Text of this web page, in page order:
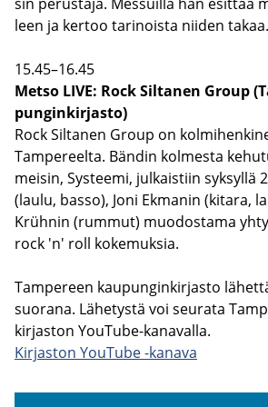
leen ja ker­too ta­ri­nois­ta nii­den takaa.
15.45–16.45
Metso LIVE: Rock Sil­ta­nen Group
pun­gin­kir­jas­to)
Rock Sil­ta­nen Group on
Tam­pe­reel­ta. Bän­din kol­mes­ta
mei­sin, Sys­tee­mi, jul­kais­tiin syk­syl­lä
(laulu, basso), Joni Ek­ma­nin (ki­ta­ra,
Krühnin (rum­mut) muo­dos­ta­ma
rock 'n' roll ko­ke­muk­sia.
Tam­pe­reen kau­pun­gin­kir­jas­to
suo­ra­na. Lä­he­tys­tä voi seu­ra­ta
kir­jas­ton YouTube-​kanavalla.
Kir­jas­ton You­Tu­be -​kanava